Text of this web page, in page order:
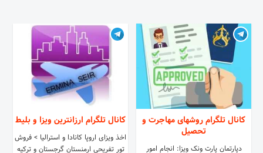
کانال تلگرام روشهای مهاجرت و
تحصیل
دپارتمان پارت ونک ویزا: انجام امور
کانال تلگرام ارزانترین ویزا و بلیط
اخذ ویزای اروپا کانادا و استرالیا > فروش
تور تفریحی ارمنستان گرجستان و ترکیه